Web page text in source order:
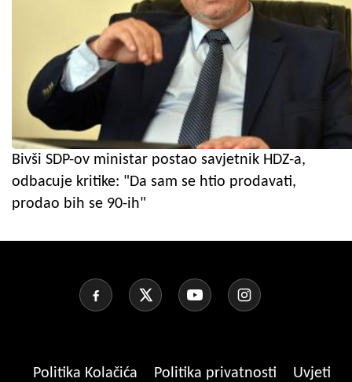
Bivši SDP-ov ministar postao savjetnik HDZ-a,
odbacuje kritike: "Da sam se htio prodavati,
prodao bih se 90-ih"
Politika Kolačića Politika privatnosti
Uvjeti